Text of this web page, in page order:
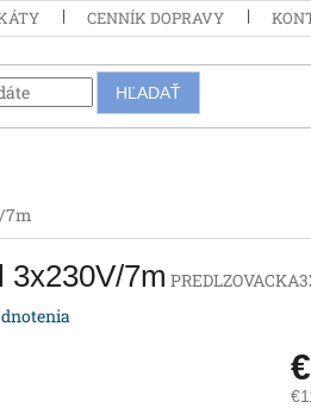
CENNÍK DOPRAVY
HĽADAŤ
7m
3x230V/7m